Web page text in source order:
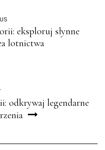
eksploruj słynne
lotnictwa
odkrywaj legendarne